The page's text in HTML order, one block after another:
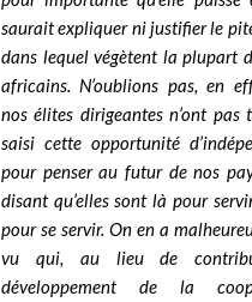
saurait expliquer ni justifier le
dans lequel végètent la plupart
africains. N’oublions pas, en
nos élites dirigeantes n’ont pas
saisi cette opportunité
pour penser au futur de nos
disant qu’elles sont là pour
pour se servir. On en a
vu qui, au lieu de
développement de la